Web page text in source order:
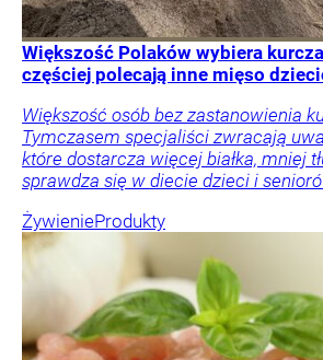
Większość Polaków wybiera
częściej polecają inne mięso
Większość osób bez zastanowienia
Tymczasem specjaliści zwracają
które dostarcza więcej białka, mniej
sprawdza się w diecie dzieci i
ŻywienieProdukty